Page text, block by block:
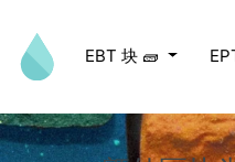
EBT 块 🧱